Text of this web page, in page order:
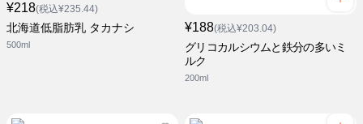
¥218(税込¥235.44)
北海道低脂肪乳 タカナシ
500ml
¥188(税込¥203.04)
グリコカルシウムと鉄分の多いミ
ルク
200ml